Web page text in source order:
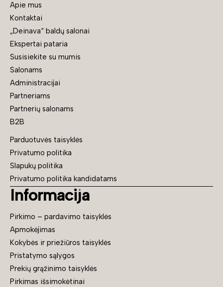
Apie mus
Kontaktai
„Deinava“ baldų salonai
Ekspertai pataria
Susisiekite su mumis
Salonams
Administracijai
Partneriams
Partnerių salonams
B2B
Parduotuvės taisyklės
Privatumo politika
Slapukų politika
Privatumo politika kandidatams
Informacija
Pirkimo – pardavimo taisyklės
Apmokėjimas
Kokybės ir priežiūros taisyklės
Pristatymo sąlygos
Prekių grąžinimo taisyklės
Pirkimas išsimokėtinai